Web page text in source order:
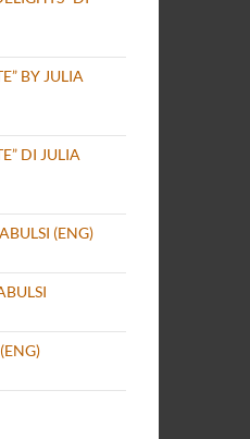
BY JULIA
DI JULIA
(ENG)